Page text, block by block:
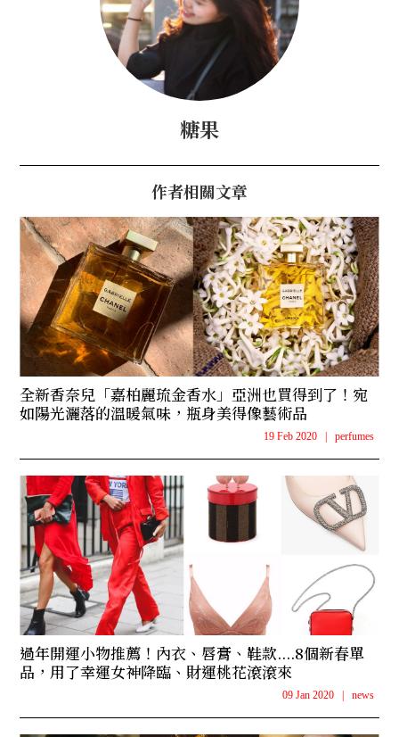
糖果
作者相關文章
全新香奈兒「嘉柏麗琉金香水」亞洲也買得到了！宛
如陽光灑落的溫暖氣味，瓶身美得像藝術品
19 Feb 2020 perfumes
過年開運小物推薦！內衣、唇膏、鞋款....8個新春單
品，用了幸運女神降臨、財運桃花滾滾來
09 Jan 2020 news